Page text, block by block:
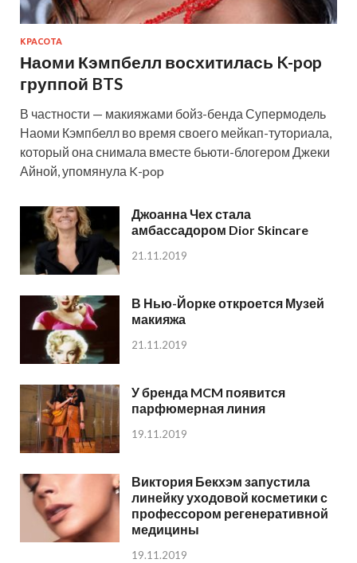
КРАСОТА
Наоми Кэмпбелл восхитилась K-pop
группой BTS
В частности — макияжами бойз-бенда Супермодель
Наоми Кэмпбелл во время своего мейкап-туториала,
который она снимала вместе бьюти-блогером Джеки
Айной, упомянула K-pop
Джоанна Чех стала
амбассадором Dior Skincare
21.11.2019
В Нью-Йорке откроется Музей
макияжа
21.11.2019
У бренда MCM появится
парфюмерная линия
19.11.2019
Виктория Бекхэм запустила
линейку уходовой косметики с
профессором регенеративной
медицины
19.11.2019